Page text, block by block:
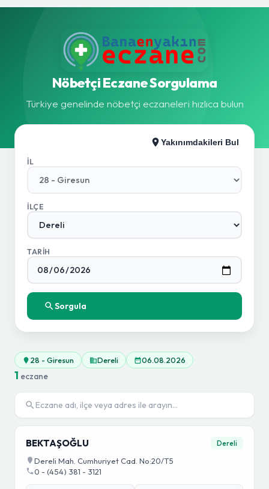
Nöbetçi Eczane Sorgulama
Türkiye genelinde nöbetçi eczaneleri hızlıca bulun
Yakınımdakileri Bul
İL
İLÇE
TARIH
Sorgula
28 - Giresun Dereli 06.08.2026
1 eczane
BEKTAŞOĞLU Dereli
Dereli Mah. Cumhuriyet Cad. No:20/T5
0 - (454) 381 - 3121